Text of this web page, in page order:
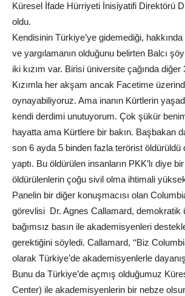
Küresel İfade Hürriyeti İnisiyatifi Direktörü
oldu.
Kendisinin Türkiye’ye gidemediği,
ve yargılamanın olduğunu belirten Balcı
iki kızım var. Birisi üniversite çağında diğer
Kızımla her akşam ancak Facetime
oynayabiliyoruz. Ama inanın Kürtlerin
kendi derdimi unutuyorum. Çok şükür
hayatta ama Kürtlere bir bakın. Başbakan
son 6 ayda 5 binden fazla terörist öldürüldü
yaptı. Bu öldürülen insanların PKK’lı diye
öldürülenlerin çoğu sivil olma ihtimali
Panelin bir diğer konuşmacısı olan
görevlisi Dr. Agnes Callamard, demokratik
bağımsız basın ile akademisyenleri
gerektiğini söyledi. Callamard, ‘‘Biz
olarak Türkiye’de akademisyenlerle
Bunu da Türkiye’de açmış olduğumuz
Center) ile akademisyenlerin bir nebze